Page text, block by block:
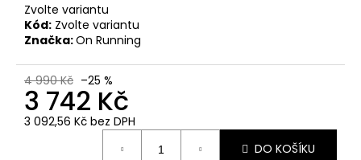
Zvolte variantu
Kód: Zvolte variantu
Značka:On Running
4 990 Kč –25 %
3 742 Kč
3 092,56 Kč bez DPH
DO KOŠÍKU
D
o
p
o
u